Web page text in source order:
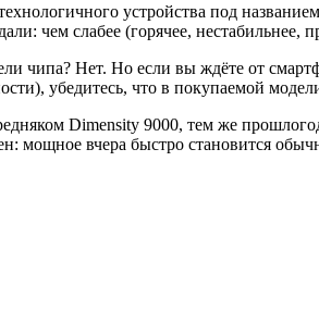
устройства под
чем слабее (горячее,
чипа? Нет. Но если вы ждёте от
убедитесь, что в покупаемой
Dimensity 9000, тем же
мощное вчера быстро становится